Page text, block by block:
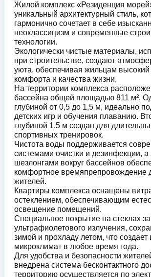
Жилой комплекс «Резиденция
уникальный архитектурный стиль,
гармонично сочетает в себе
неоклассицизм и современные
технологии.
Экологически чистые материалы,
при строительстве, создают
уюта, обеспечивая жильцам высокий
комфорта и качества жизни.
На территории комплекса
бассейна общей площадью 811 м².
глубиной от 0,5 до 1,5 м, идеально
детских игр и обучения плаванию.
глубиной 1,5 м создан для
спортивных тренировок.
Чистота воды поддерживается
системами очистки и дезинфекции, а
шезлонгами вокруг бассейнов
комфортное времяпрепровождение
жителей.
Квартиры комплекса оснащены
остеклением, обеспечивающим
освещение помещений.
Специальное покрытие на стеклах
ультрафиолетового излучения,
зимой и прохладу летом, что
микроклимат в любое время года.
Для удобства и безопасности
внедрена система бесконтактного
территорию осуществляется по